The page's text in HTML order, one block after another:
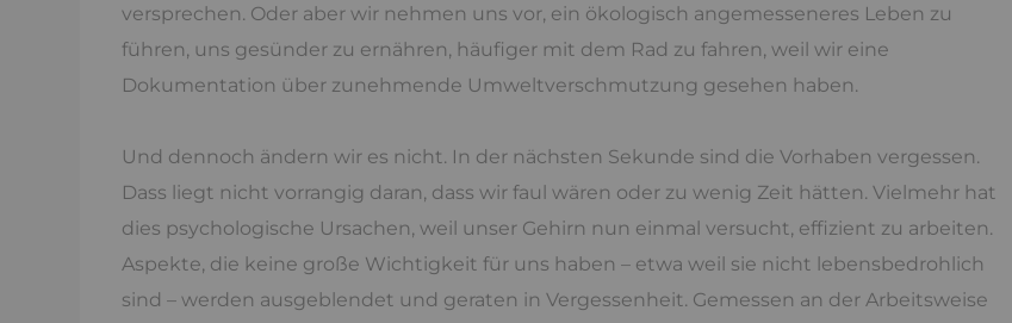
versprechen. Oder aber wir nehmen uns vor, ein ökologisch angemesseneres Leben zu
führen, uns gesünder zu ernähren, häufiger mit dem Rad zu fahren, weil wir eine
Dokumentation über zunehmende Umweltverschmutzung gesehen haben.
Und dennoch ändern wir es nicht. In der nächsten Sekunde sind die Vorhaben vergessen.
Dass liegt nicht vorrangig daran, dass wir faul wären oder zu wenig Zeit hätten. Vielmehr hat
dies psychologische Ursachen, weil unser Gehirn nun einmal versucht, effizient zu arbeiten.
Aspekte, die keine große Wichtigkeit für uns haben – etwa weil sie nicht lebensbedrohlich
sind – werden ausgeblendet und geraten in Vergessenheit. Gemessen an der Arbeitsweise